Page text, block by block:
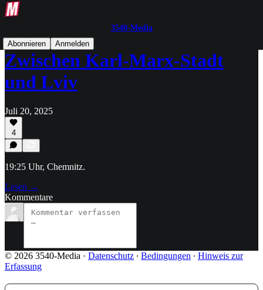
3540-Media
Abonnieren
Anmelden
Zwischen Karl-Marx-Stadt
und Lviv
Juli 20, 2025
4
19:25 Uhr, Chemnitz.
Lesen →
Kommentare
© 2026 3540-Media · Datenschutz ∙ Bedingungen ∙ Hinweis zur
Erfassung